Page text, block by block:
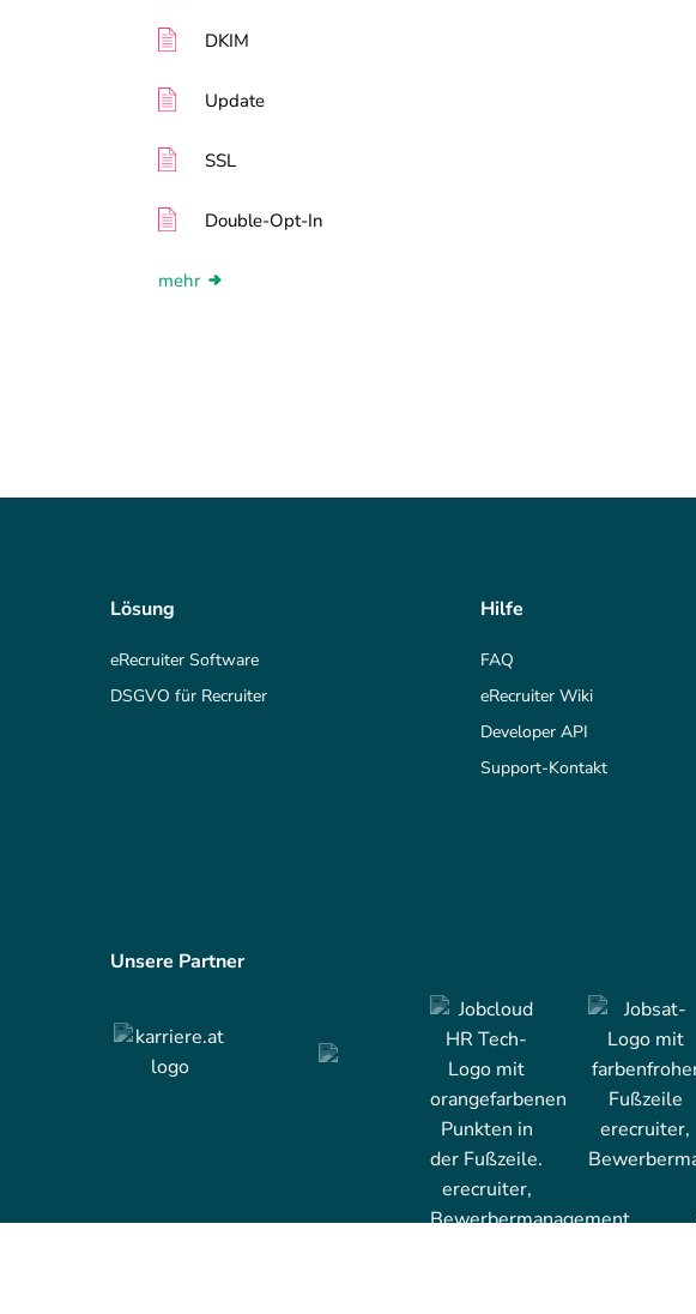
DKIM
Update
SSL
Double-Opt-In
mehr
Lösung
eRecruiter Software
DSGVO für Recruiter
Hilfe
FAQ
eRecruiter Wiki
Developer API
Support-Kontakt
Unsere Partner